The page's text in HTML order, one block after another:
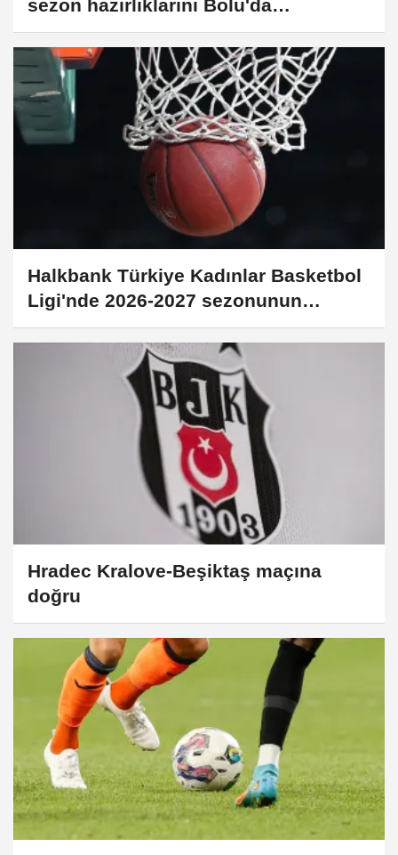
sezon hazırlıklarını Bolu'da
sürdürüyor
Halkbank Türkiye Kadınlar Basketbol
Ligi'nde 2026-2027 sezonunun
fikstürü çekildi
Hradec Kralove-Beşiktaş maçına
doğru